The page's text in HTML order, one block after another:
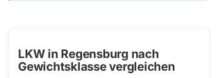
LKW in Regensburg nach
Gewichtsklasse vergleichen